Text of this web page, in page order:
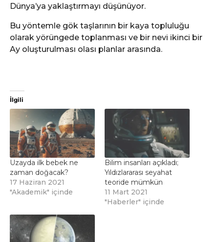
Dünya’ya yaklaştırmayı düşünüyor.
Bu yöntemle gök taşlarının bir kaya topluluğu
olarak yörüngede toplanması ve bir nevi ikinci bir
Ay oluşturulması olası planlar arasında.
İlgili
Uzayda ilk bebek ne
zaman doğacak?
17 Haziran 2021
"Akademik" içinde
Bilim insanları açıkladı;
Yıldızlararası seyahat
teoride mümkün
11 Mart 2021
"Haberler" içinde